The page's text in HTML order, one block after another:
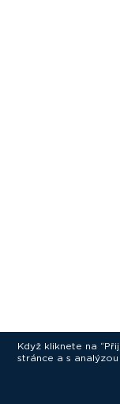
Když kliknete na
stránce a s